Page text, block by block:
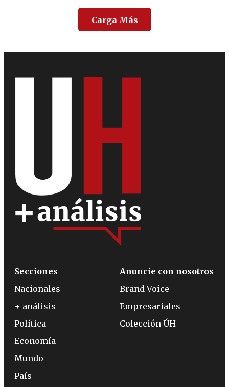
Carga Más
Secciones
Nacionales
+ análisis
Política
Economía
Mundo
País
Anuncie con nosotros
Brand Voice
Empresariales
Colección ÚH